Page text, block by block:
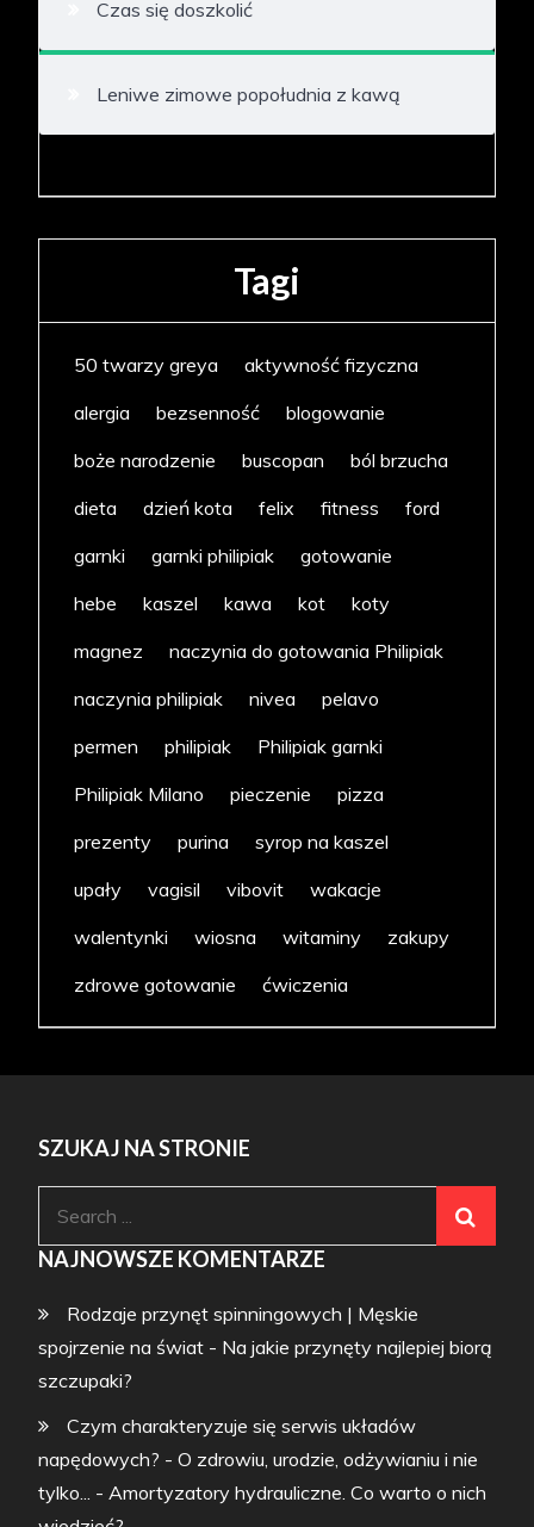
Czas się doszkolić
Leniwe zimowe popołudnia z kawą
Tagi
50 twarzy greya
aktywność fizyczna
alergia
bezsenność
blogowanie
boże narodzenie
buscopan
ból brzucha
dieta
dzień kota felix fitness
ford
garnki
garnki philipiak
gotowanie
hebe
kaszel kawa kot
koty
magnez
naczynia do gotowania Philipiak
naczynia philipiak
nivea
pelavo
permen
philipiak
Philipiak garnki
Philipiak Milano
pieczenie
pizza
prezenty
purina
syrop na kaszel
upały
vagisil vibovit
wakacje
walentynki
wiosna witaminy
zakupy
zdrowe gotowanie
ćwiczenia
SZUKAJ NA STRONIE
NAJNOWSZE KOMENTARZE
Rodzaje przynęt spinningowych | Męskie
spojrzenie na świat - Na jakie przynęty najlepiej biorą
szczupaki?
Czym charakteryzuje się serwis układów
napędowych? - O zdrowiu, urodzie, odżywianiu i nie
tylko... -Amortyzatory hydrauliczne. Co warto o nich